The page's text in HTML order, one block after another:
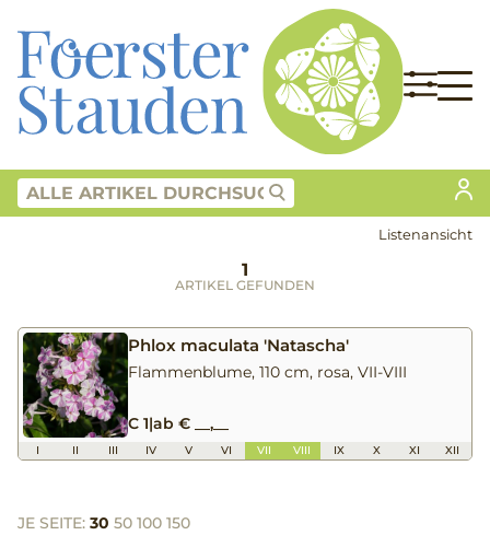
Listenansicht
1
ARTIKEL GEFUNDEN
Phlox maculata 'Natascha'
Flammenblume, 110 cm, rosa, VII-VIII
C 1|ab € __,__
I II III IV V VI VII VIII IX X XI XII
JE SEITE: 30 50 100 150